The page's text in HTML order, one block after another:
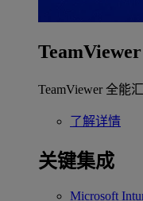
TeamViewer 全能
了解详情
关键集成
Microsoft